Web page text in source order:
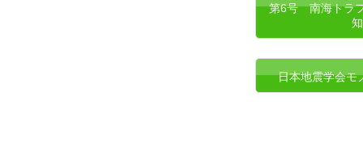
第6号 南海トラ
日本地震学会モ